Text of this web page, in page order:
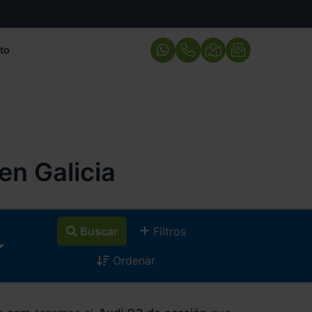
Galicia
Buscar Filtros
Ordenar